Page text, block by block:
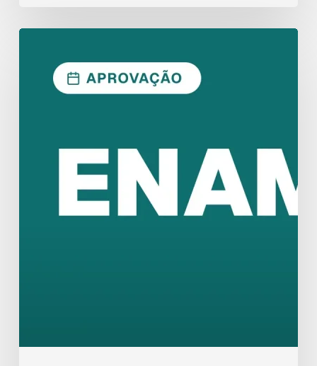
Aprovação
Estratégica